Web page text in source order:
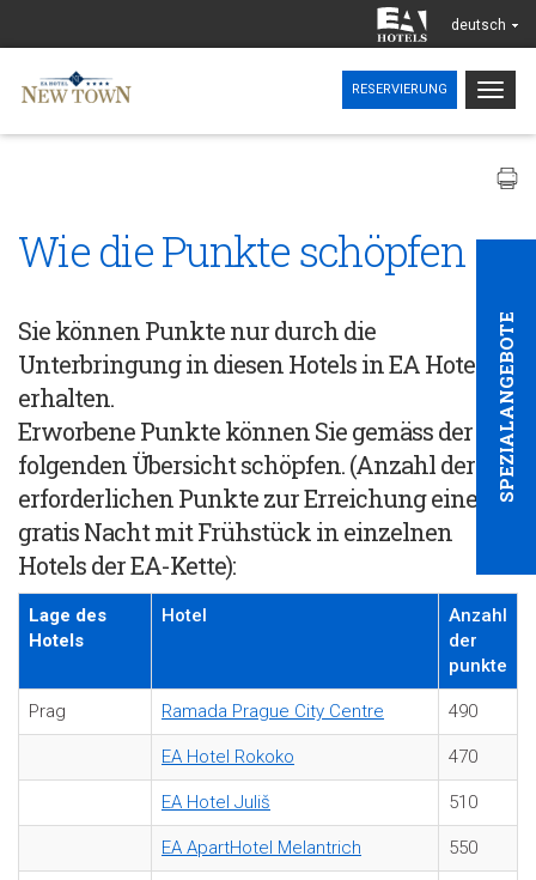
deutsch
RESERVIERUNG
SPEZIALANGEBOTE
Wie die Punkte schöpfen
Sie können Punkte nur durch die
Unterbringung in diesen Hotels in EA Hotels
erhalten.
Erworbene Punkte können Sie gemäss der
folgenden Übersicht schöpfen. (Anzahl der
erforderlichen Punkte zur Erreichung einer
gratis Nacht mit Frühstück in einzelnen
Hotels der EA-Kette):
Lage des
Hotels
Hotel
Anzahl
der
punkte
Prag Ramada Prague City Centre 490
EA Hotel Rokoko 470
EA Hotel Juliš 510
EA ApartHotel Melantrich 550